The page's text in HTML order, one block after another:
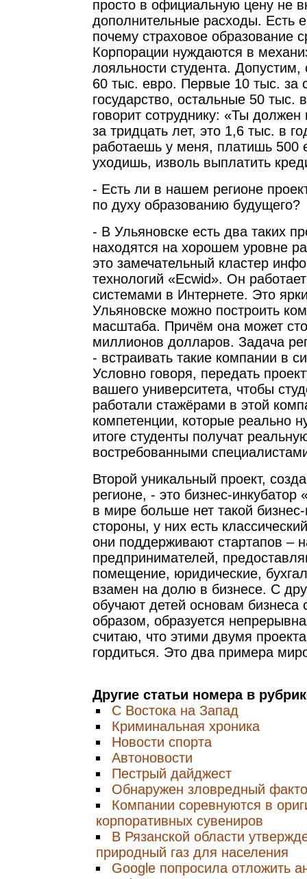
просто в официальную цену не
дополнительные расходы. Есть
почему страховое образование
Корпорации нуждаются в
лояльности студента. Допустим,
60 тыс. евро. Первые 10 тыс. за
государство, остальные 50 тыс.
говорит сотруднику: «Ты
за тридцать лет, это 1,6 тыс. в
работаешь у меня, платишь 500
уходишь, изволь выплатить
- Есть ли в нашем регионе
по духу образованию будущего?
- В Ульяновске есть два таких
находятся на хорошем уровне
это замечательный кластер
технологий «Ecwid». Он
системами в Интернете. Это
Ульяновске можно построить
масштаба. Причём она может
миллионов долларов. Задача
- встраивать такие компании в
Условно говоря, передать
вашего университета, чтобы
работали стажёрами в этой
компетенции, которые реально
итоге студенты получат
востребованными
Второй уникальный проект,
регионе, - это бизнес-инкубатор
в мире больше нет такой
стороны, у них есть
они поддерживают стартапов –
предпринимателей,
помещение, юридические,
взамен на долю в бизнесе. С
обучают детей основам бизнеса
образом, образуется
считаю, что этими двумя
гордиться. Это два примера
Другие статьи номера в
С Востока на Запад
Криминальная хроника
Новости спорта
Автоновости
Пестрый дайджест
Обнаружен зловредный
Компании соревнуются в
корпоративных сувениров
В Рязанской области
природный газ для населения
Google попросила отложить